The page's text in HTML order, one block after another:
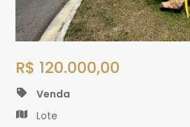
R$ 120.000,00
Venda
Lote